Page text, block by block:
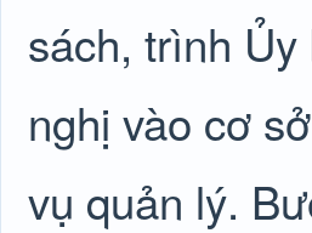
sách, trình
nghị vào cơ
vụ quản lý.